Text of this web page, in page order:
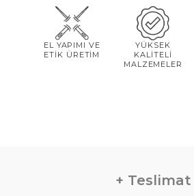
EL YAPIMI VE
ETİK ÜRETİM
YÜKSEK
KALİTELİ
MALZEMELER
Teslimat